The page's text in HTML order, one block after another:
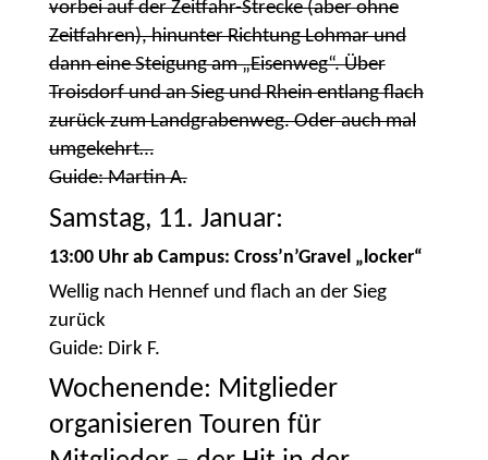
vorbei auf der Zeitfahr-Strecke (aber ohne
Zeitfahren), hinunter Richtung Lohmar und
dann eine Steigung am „Eisenweg“. Über
Troisdorf und an Sieg und Rhein entlang flach
zurück zum Landgrabenweg. Oder auch mal
umgekehrt…
Guide: Martin A.
Samstag, 11. Januar:
13:00 Uhr ab Campus: Cross’n’Gravel „locker“
Wellig nach Hennef und flach an der Sieg
zurück
Guide: Dirk F.
Wochenende: Mitglieder
organisieren Touren für